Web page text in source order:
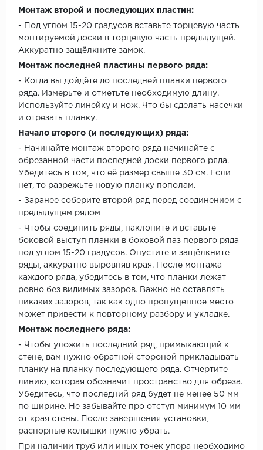
Монтаж второй и последующих пластин:
- Под углом 15-20 градусов вставьте торцевую часть
монтируемой доски в торцевую часть предыдущей.
Аккуратно защёлкните замок.
Монтаж последней пластины первого ряда:
- Когда вы дойдёте до последней планки первого
ряда. Измерьте и отметьте необходимую длину.
Используйте линейку и нож. Что бы сделать насечки
и отрезать планку.
Начало второго (и последующих) ряда:
- Начинайте монтаж второго ряда начинайте с
обрезанной части последней доски первого ряда.
Убедитесь в том, что её размер свыше 30 см. Если
нет, то разрежьте новую планку пополам.
- Заранее соберите второй ряд перед соединением с
предыдущем рядом
- Чтобы соединить ряды, наклоните и вставьте
боковой выступ планки в боковой паз первого ряда
под углом 15-20 градусов. Опустите и защёлкните
ряды, аккуратно выровняв края. После монтажа
каждого ряда, убедитесь в том, что планки лежат
ровно без видимых зазоров. Важно не оставлять
никаких зазоров, так как одно пропущенное место
может привести к повторному разбору и укладке.
Монтаж последнего ряда:
- Чтобы уложить последний ряд, примыкающий к
стене, вам нужно обратной стороной прикладывать
планку на планку последующего ряда. Отчертите
линию, которая обозначит пространство для обреза.
Убедитесь, что последний ряд будет не менее 50 мм
по ширине. Не забывайте про отступ минимум 10 мм
от края стены. После завершения установки,
распорные колышки нужно убрать.
При наличии труб или иных точек упора необходимо